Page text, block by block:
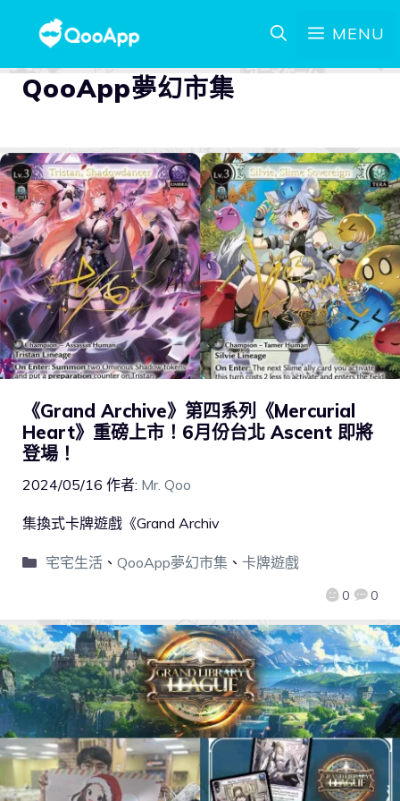
MENU
QooApp夢幻市集
《Grand Archive》第四系列《Mercurial
Heart》重磅上市！6月份台北 Ascent 即將
登場！
2024/05/16 作者: Mr. Qoo
0 0
集換式卡牌遊戲《Grand Archiv
宅宅生活、 QooApp夢幻市集、 卡牌遊戲